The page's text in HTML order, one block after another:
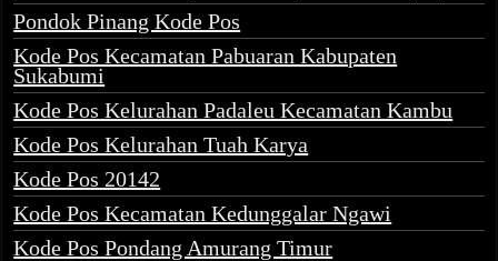
Pondok Pinang Kode Pos
Kode Pos Kecamatan Pabuaran Kabupaten
Sukabumi
Kode Pos Kelurahan Padaleu Kecamatan Kambu
Kode Pos Kelurahan Tuah Karya
Kode Pos 20142
Kode Pos Kecamatan Kedunggalar Ngawi
Kode Pos Pondang Amurang Timur